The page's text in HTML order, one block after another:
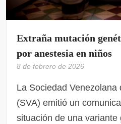
Extraña mutación
por anestesia en niños
8 de febrero de 2026
La Sociedad Venezolana
(SVA) emitió un
situación de una variante